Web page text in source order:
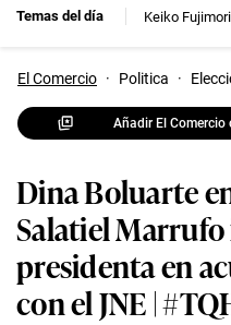
Temas del día Keiko Fujimori
El Comercio · Politica ·
Añadir El Comercio
Dina Boluarte
Salatiel
presidenta en
con el JNE |